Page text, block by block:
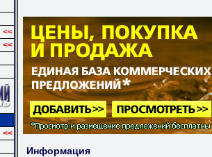
<<
<<
<<
Информация